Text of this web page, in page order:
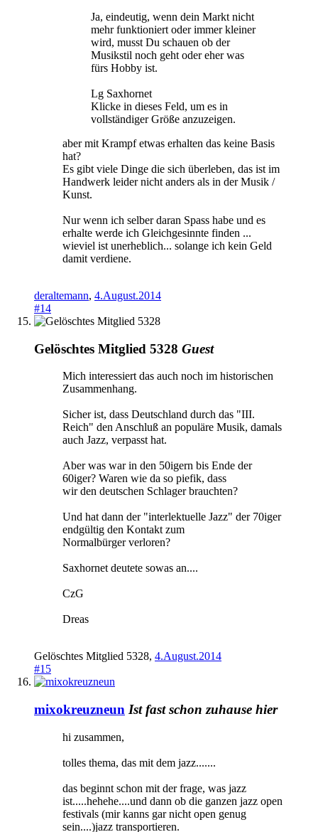
Ja, eindeutig, wenn dein Markt nicht
mehr funktioniert oder immer kleiner
wird, musst Du schauen ob der
Musikstil noch geht oder eher was
fürs Hobby ist.
Lg Saxhornet
Klicke in dieses Feld, um es in
vollständiger Größe anzuzeigen.
aber mit Krampf etwas erhalten das keine Basis
hat?
Es gibt viele Dinge die sich überleben, das ist im
Handwerk leider nicht anders als in der Musik /
Kunst.
Nur wenn ich selber daran Spass habe und es
erhalte werde ich Gleichgesinnte finden ...
wieviel ist unerheblich... solange ich kein Geld
damit verdiene.
deraltemann, 4.August.2014
#14
Gelöschtes Mitglied 5328 Guest
Mich interessiert das auch noch im historischen
Zusammenhang.
Sicher ist, dass Deutschland durch das "III.
Reich" den Anschluß an populäre Musik, damals
auch Jazz, verpasst hat.
Aber was war in den 50igern bis Ende der
60iger? Waren wie da so piefik, dass
wir den deutschen Schlager brauchten?
Und hat dann der "interlektuelle Jazz" der 70iger
endgültig den Kontakt zum
Normalbürger verloren?
Saxhornet deutete sowas an....
CzG
Dreas
Gelöschtes Mitglied 5328, 4.August.2014
#15
mixokreuzneun Ist fast schon zuhause hier
hi zusammen,
tolles thema, das mit dem jazz.......
das beginnt schon mit der frage, was jazz
ist.....hehehe....und dann ob die ganzen jazz open
festivals (mir kanns gar nicht open genug
sein....)jazz transportieren.